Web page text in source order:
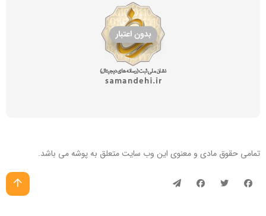
تمامی حقوق مادی و معنوی این وب سایتمتعلق به پوشه می باشد.